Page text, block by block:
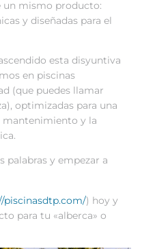
un mismo producto:
y diseñadas para el
esta disyuntiva
en piscinas
(que puedes llamar
optimizadas para una
y la
palabras y empezar a
piscinasdtp.com/) hoy y
para tu «alberca» o